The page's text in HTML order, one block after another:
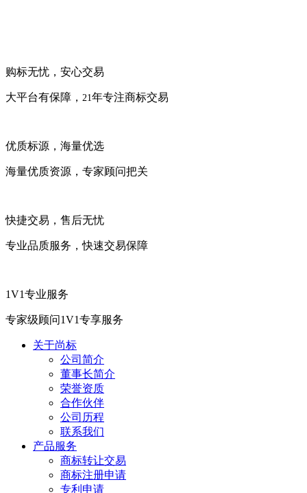
购标无忧，安心交易
大平台有保障， 21 年专注商标交易
优质标源，海量优选
海量优质资源，专家顾问把关
快捷交易，售后无忧
专业品质服务，快速交易保障
1V1专业服务
专家级顾问1V1专享服务
关于尚标
公司简介
董事长简介
荣誉资质
合作伙伴
公司历程
联系我们
产品服务
商标转让交易
商标注册申请
专利申请